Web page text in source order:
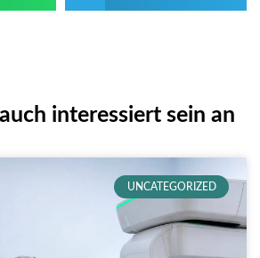
interessiert sein an
UNCATEGORIZED